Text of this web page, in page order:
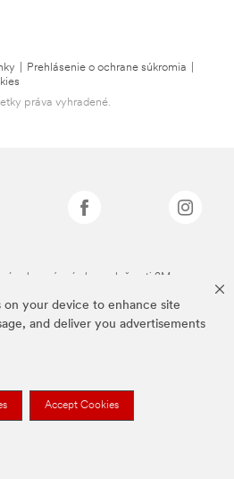
on your device to enhance site
and deliver you advertisements
Accept Cookies
Prehlásenie o ochrane súkromia
práva vyhradené.
sú ochranné známky spoločnosti 3M.